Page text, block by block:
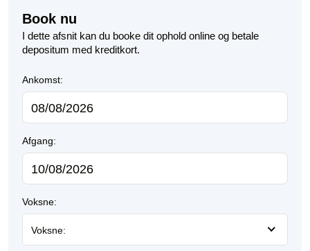
Book nu
I dette afsnit kan du booke dit ophold online og betale
depositum med kreditkort.
Ankomst:
Afgang:
Voksne:
Voksne: